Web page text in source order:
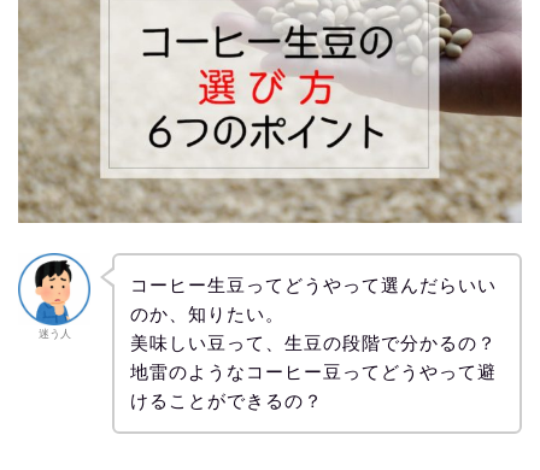
迷う人
コーヒー生豆ってどうやって選んだらいい
のか、知りたい。
美味しい豆って、生豆の段階で分かるの？
地雷のようなコーヒー豆ってどうやって避
けることができるの？